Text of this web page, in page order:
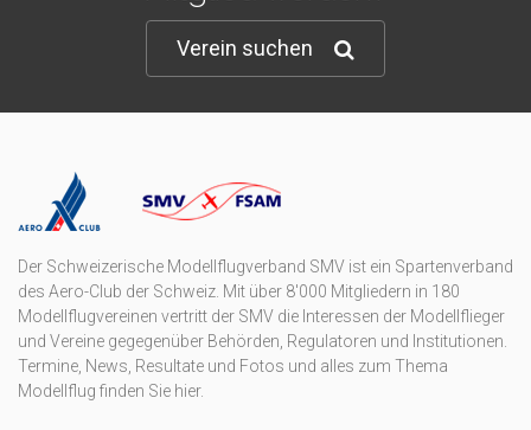
Verein suchen
Der Schweizerische Modellflugverband SMV ist ein Spartenverband
des Aero-Club der Schweiz. Mit über 8'000 Mitgliedern in 180
Modellflugvereinen vertritt der SMV die Interessen der Modellflieger
und Vereine gegegenüber Behörden, Regulatoren und Institutionen.
Termine, News, Resultate und Fotos und alles zum Thema
Modellflug finden Sie hier.